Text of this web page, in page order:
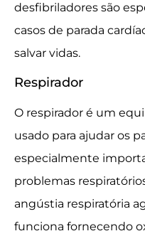
desfibriladores são
casos de parada
salvar vidas.
Respirador
O respirador é um
usado para ajudar os
especialmente
problemas
angústia respiratória
funciona fornecendo